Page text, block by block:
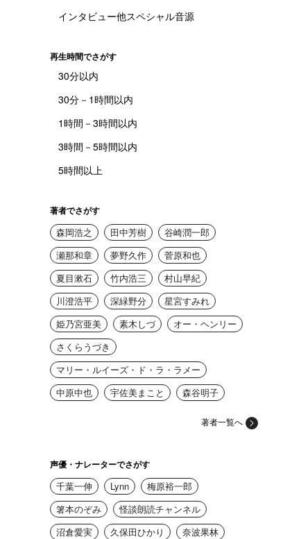
インタビュー他スペシャル音源
再生時間でさがす
30分以内
30分－1時間以内
1時間－3時間以内
3時間－5時間以内
5時間以上
著者でさがす
森岡浩之 田中芳樹
谷崎潤一郎
瀬那和章
夢野久作
菅原和也
夏目漱石
竹内浩三
村山早紀
川澄浩平
深緑野分
星宮すみれ
姫乃宮亜美
素木しづ
オー・ヘンリー
さくらうづき
マリー・ルイーズ・ド・ラ・ラメー
中原中也
宇佐美まこと 森谷明子
著者一覧へ
声優・ナレーターでさがす
千葉一伸 Lynn
梅原裕一郎
箸本のぞみ
怪談朗読チャンネル
沼倉愛実
久保田ひかり
奈波果林